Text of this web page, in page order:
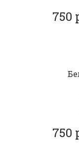
750
750